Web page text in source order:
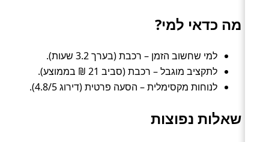
מה כדאי למי?
למי שחשוב הזמן – רכבת (בערך 3.2 שעות).
לתקציב מוגבל – רכבת (סביב 21 ₪ בממוצע).
לנוחות מקסימלית – הסעה פרטית (דירוג 4.8/5).
שאלות נפוצות